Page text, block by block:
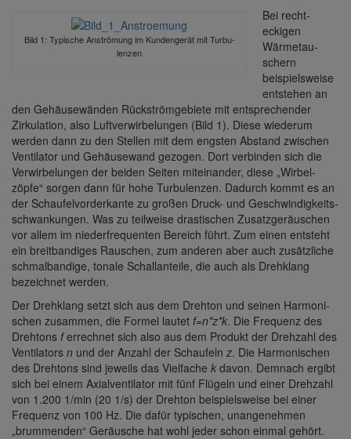
Bild 1: Typi­sche Anströ­mung im Kunden­gerät mit Turbu­
lenzen
Bei recht­
eckigen
Wärme­tau­
schern
beispiels­weise
entstehen an
den Gehäu­se­wänden Rück­ström­ge­biete mit entspre­chender
Zirku­la­tion, also Luft­ver­wir­be­lungen (Bild 1). Diese wiederum
werden dann zu den Stellen mit dem engsten Abstand zwischen
Venti­lator und Gehäu­se­wand gezogen. Dort verbinden sich die
Verwir­be­lungen der beiden Seiten mitein­ander, diese „Wirbel­
zöpfe“ sorgen dann für hohe Turbu­lenzen. Dadurch kommt es an
der Schau­fel­vor­der­kante zu großen Druck- und Geschwin­dig­keits­
schwan­kungen. Was zu teil­weise dras­ti­schen Zusatz­ge­räu­schen
vor allem im nieder­fre­quenten Bereich führt. Zum einen entsteht
ein breit­ban­diges Rauschen, zum anderen aber auch zusätz­liche
schmal­ban­dige, tonale Schall­an­teile, die auch als Dreh­klang
bezeichnet werden.
Der Dreh­klang setzt sich aus dem Drehton und seinen Harmo­ni­
schen zusammen, die Formel lautet f=n*z*k. Die Frequenz des
Dreh­tons ferrechnet sich also aus dem Produkt der Dreh­zahl des
Venti­la­tors n und der Anzahl der Schau­feln z. Die Harmo­ni­schen
des Dreh­tons sind jeweils das Viel­fache k davon. Demnach ergibt
sich bei einem Axial­ven­ti­lator mit fünf Flügeln und einer Dreh­zahl
von 1.200 1/min (20 1/s) der Drehton beispiels­weise bei einer
Frequenz von 100 Hz. Die dafür typi­schen, unan­ge­nehmen
„brum­menden“ Geräu­sche hat wohl jeder schon einmal gehört.